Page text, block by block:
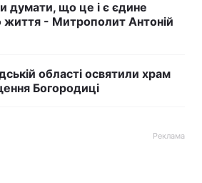
думати, що це і є єдине
життя - Митрополит Антоній
області освятили храм
Богородиці
Реклама